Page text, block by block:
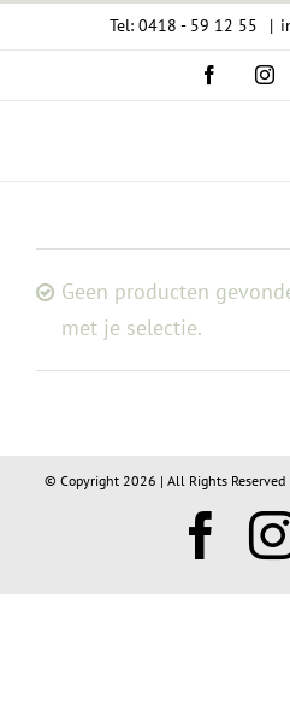
Tel: 0418 - 59 12 55 |
Facebook
Geen producten
met je selectie.
© Copyright 2026 | All Rights Reserved |